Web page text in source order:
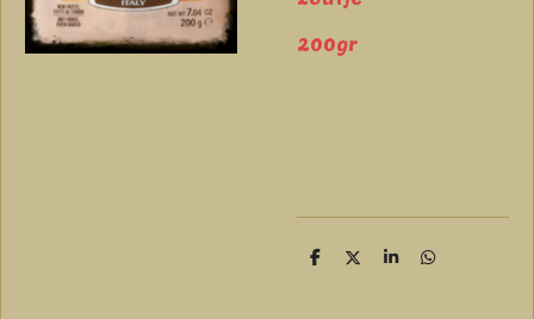
200gr
D
D
S
D